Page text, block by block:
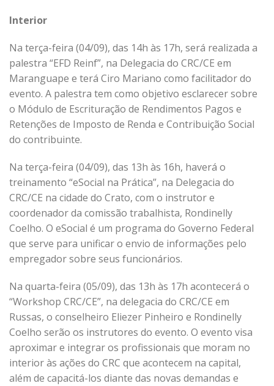
Interior
Na terça-feira (04/09), das 14h às 17h, será realizada a
palestra “EFD Reinf”, na Delegacia do CRC/CE em
Maranguape e terá Ciro Mariano como facilitador do
evento. A palestra tem como objetivo esclarecer sobre
o Módulo de Escrituração de Rendimentos Pagos e
Retenções de Imposto de Renda e Contribuição Social
do contribuinte.
Na terça-feira (04/09), das 13h às 16h, haverá o
treinamento “eSocial na Prática”, na Delegacia do
CRC/CE na cidade do Crato, com o instrutor e
coordenador da comissão trabalhista, Rondinelly
Coelho. O eSocial é um programa do Governo Federal
que serve para unificar o envio de informações pelo
empregador sobre seus funcionários.
Na quarta-feira (05/09), das 13h às 17h acontecerá o
“Workshop CRC/CE”, na delegacia do CRC/CE em
Russas, o conselheiro Eliezer Pinheiro e Rondinelly
Coelho serão os instrutores do evento. O evento visa
aproximar e integrar os profissionais que moram no
interior às ações do CRC que acontecem na capital,
além de capacitá-los diante das novas demandas e